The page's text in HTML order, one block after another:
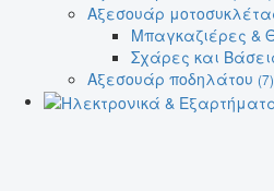
Αξεσουάρ
Μπαγκαζιέρες &
Σχάρες και
Αξεσουάρ ποδηλάτου (7)